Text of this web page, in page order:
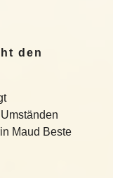
den
Maud Beste